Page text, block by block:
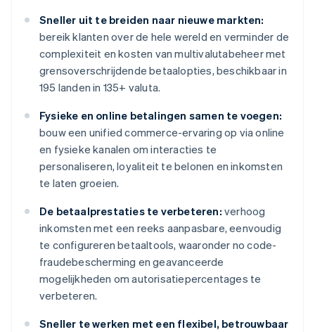
Sneller uit te breiden naar nieuwe markten:
bereik klanten over de hele wereld en verminder de
complexiteit en kosten van multivalutabeheer met
grensoverschrijdende betaalopties, beschikbaar in
195 landen in 135+ valuta.
Fysieke en online betalingen samen te voegen:
bouw een unified commerce-ervaring op via online
en fysieke kanalen om interacties te
personaliseren, loyaliteit te belonen en inkomsten
te laten groeien.
De betaalprestaties te verbeteren: verhoog
inkomsten met een reeks aanpasbare, eenvoudig
te configureren betaaltools, waaronder no code-
fraudebescherming en geavanceerde
mogelijkheden om autorisatiepercentages te
verbeteren.
Sneller te werken met een flexibel, betrouwbaar